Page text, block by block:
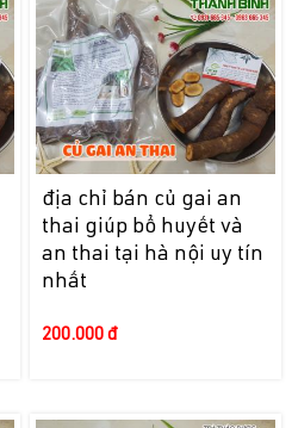
địa chỉ bán củ gai an
thai giúp bổ huyết và
an thai tại hà nội uy tín
nhất
200.000 đ